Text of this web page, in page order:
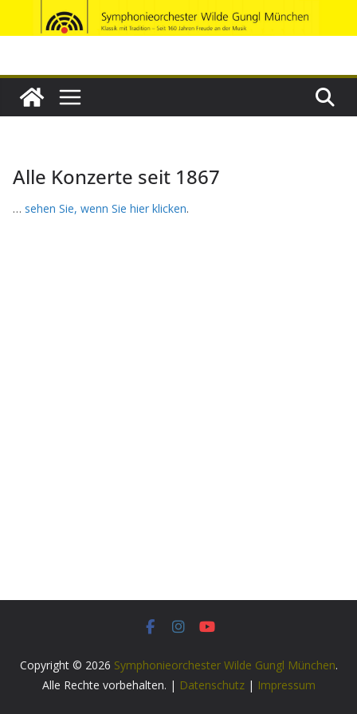
Inhalt
Alle Konzerte seit 1867
… sehen Sie, wenn Sie hier klicken.
Copyright © 2026 Symphonieorchester Wilde Gungl München.
Alle Rechte vorbehalten. | Datenschutz| Impressum